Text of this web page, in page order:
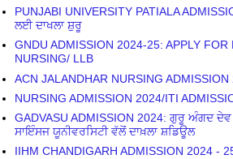
PUNJABI UNIVERSITY PATIALA
ਲਈ ਦਾਖਲਾ ਸ਼ੁਰੂ
GNDU ADMISSION 2024-25: APPLY FOR
NURSING/ LLB
ACN JALANDHAR NURSING
NURSING ADMISSION 2024/ITI
GADVASU ADMISSION 2024: ਗੁਰੂ ਅੰਗਦ
ਸਾਇੰਸਜ ਯੂਨੀਵਰਸਿਟੀ ਵੱਲੋਂ ਦਾਖ਼ਲਾ ਸ਼ਡਿਊਲ
IIHM CHANDIGARH ADMISSION 2024 -